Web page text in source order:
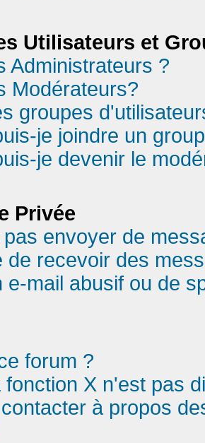
Utilisateurs et
Administrateurs ?
Modérateurs?
groupes
je joindre un
je devenir le
Privée
envoyer de
de recevoir des
e-mail abusif ou de
forum ?
fonction X n'est pas
à propos